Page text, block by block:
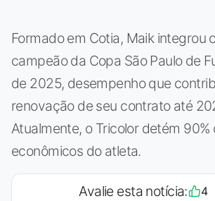
Formado em Cotia, Maik integrou
campeão da Copa São Paulo de
de 2025, desempenho que
renovação de seu contrato até
Atualmente, o Tricolor detém 90%
econômicos do atleta.
Avalie esta notícia: 4